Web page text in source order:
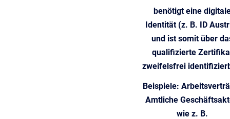
benötigt eine
Identität (z. B. ID
und ist somit über
qualifizierte
zweifelsfrei
Beispiele:
Amtliche
wie z. B.